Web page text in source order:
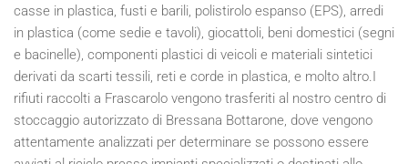
casse in plastica, fusti e barili, polistirolo espanso (EPS), arredi
in plastica (come sedie e tavoli), giocattoli, beni domestici (segni
e bacinelle), componenti plastici di veicoli e materiali sintetici
derivati da scarti tessili, reti e corde in plastica, e molto altro.I
rifiuti raccolti a Frascarolo vengono trasferiti al nostro centro di
stoccaggio autorizzato di Bressana Bottarone, dove vengono
attentamente analizzati per determinare se possono essere